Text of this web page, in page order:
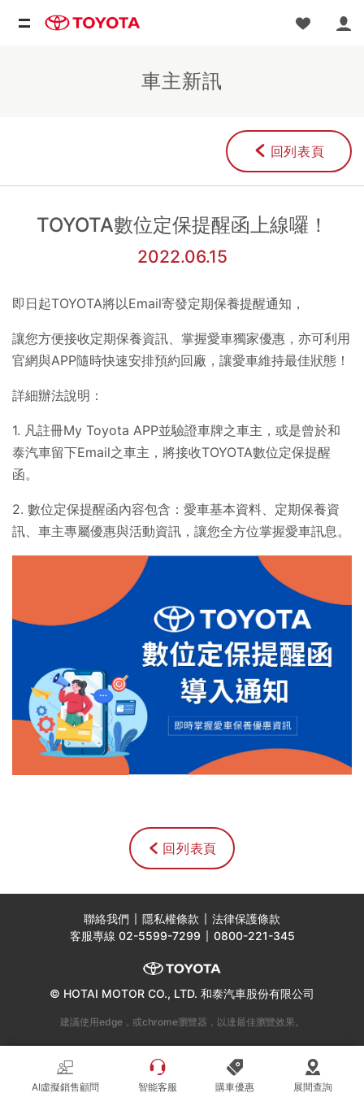
車主新訊
回列表頁
TOYOTA數位定保提醒函上線囉！
2022.06.15
即日起TOYOTA將以Email寄發定期保養提醒通知，
讓您方便接收定期保養資訊、掌握愛車獨家優惠，亦可利用
官網與APP隨時快速安排預約回廠，讓愛車維持最佳狀態！
詳細辦法說明：
1. 凡註冊My Toyota APP並驗證車牌之車主，或是曾於和
泰汽車留下Email之車主，將接收TOYOTA數位定保提醒
函。
2. 數位定保提醒函內容包含：愛車基本資料、定期保養資
訊、車主專屬優惠與活動資訊，讓您全方位掌握愛車訊息。
回列表頁
聯絡我們 隱私權條款
法律保護條款
客服專線 02-5599-7299 0800-221-345
© HOTAI MOTOR CO., LTD. 和泰汽車股份有限公司
建議使用edge，或chrome瀏覽器，以達最佳瀏覽效果。
AI虛擬銷售顧問 智能客服 購車優惠 展間查詢